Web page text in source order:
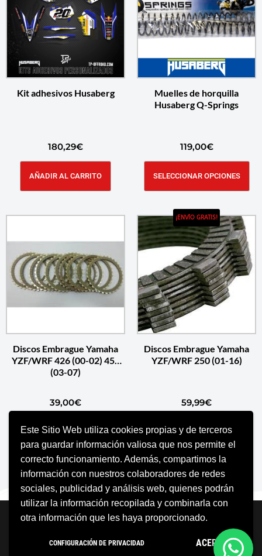
Este Sitio Web utiliza cookies propias y de terceros
para guardar información valiosa que nos permite el
correcto funcionamiento. Además, compartimos la
información con nuestros colaboradores de redes
sociales, publicidad y análisis web, quienes podrán
utilizar la información recopilada y combinarla con
otra información que les haya proporcionado.
CONFIGURACIÓN DE PRIVACIDAD ACEPTO
Kit adhesivos Husaberg
180,29€
AÑADIR AL CARRITO
Muelles de horquilla
Husaberg Q-Springs
119,00€
SELECCIONAR OPCIONES
Discos Embrague Yamaha
YZF/WRF 426 (00-02) 450
(03-07)
39,00€
AÑADIR AL CARRITO
¡ENVÍO GRATIS!
Discos Embrague Yamaha
YZF/WRF 250 (01-16)
59,99€
AÑADIR AL CARRITO
Neve | Funciona gracias a WordPress
Condiciones Generales